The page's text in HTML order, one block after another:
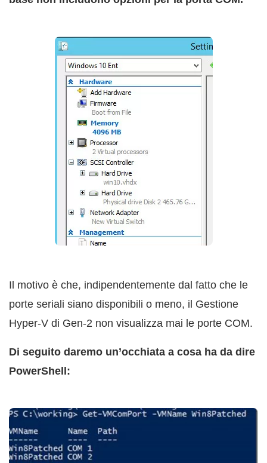
Il motivo è che, indipendentemente dal fatto che le
porte seriali siano disponibili o meno, il Gestione
Hyper-V di Gen-2 non visualizza mai le porte COM.
Di seguito daremo un’occhiata a cosa ha da dire
PowerShell: